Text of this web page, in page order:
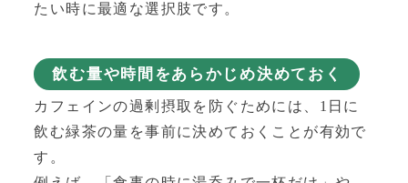
たい時に最適な選択肢です。
飲む量や時間をあらかじめ決めておく
カフェインの過剰摂取を防ぐためには、1日に
飲む緑茶の量を事前に決めておくことが有効で
す。